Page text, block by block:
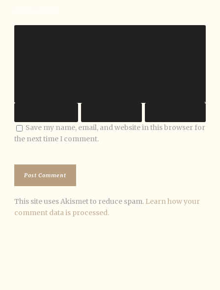
Save my name, email, and website in this browser for
the next time I comment.
This site uses Akismet to reduce spam. Learn how your
comment data is processed.